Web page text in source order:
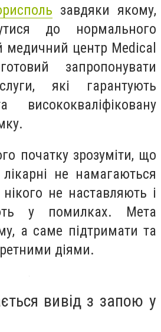
завдяки якому,
до нормального
медичний центр Medical
запропонувати
які гарантують
висококваліфіковану
початку зрозуміти, що
не намагаються
не наставляють і
у помилках. Мета
а саме підтримати та
діями.
вивід з запою у